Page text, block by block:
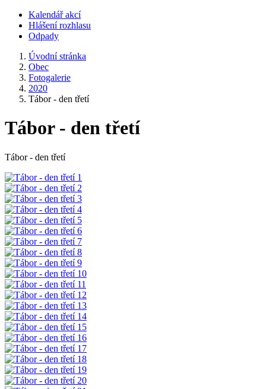
Kalendář akcí
Hlášení rozhlasu
Odpady
Úvodní stránka
Obec
Fotogalerie
2020
Tábor - den třetí
Tábor - den třetí
Tábor - den třetí